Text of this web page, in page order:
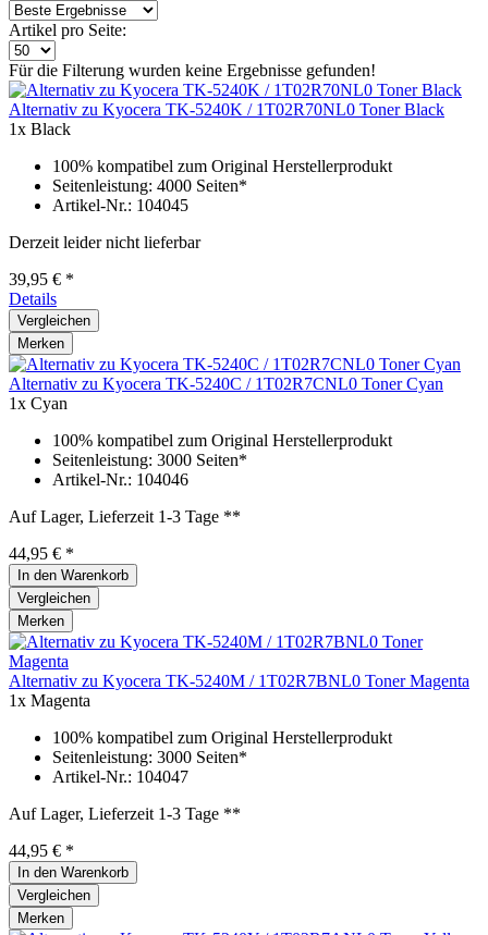
Artikel pro Seite:
Für die Filterung wurden keine Ergebnisse gefunden!
Alternativ zu Kyocera TK-5240K / 1T02R70NL0 Toner Black
1x Black
100% kompatibel zum Original Herstellerprodukt
Seitenleistung: 4000 Seiten*
Artikel-Nr.: 104045
Derzeit leider nicht lieferbar
39,95 € *
Details
Vergleichen
Merken
Alternativ zu Kyocera TK-5240C / 1T02R7CNL0 Toner Cyan
1x Cyan
100% kompatibel zum Original Herstellerprodukt
Seitenleistung: 3000 Seiten*
Artikel-Nr.: 104046
Auf Lager, Lieferzeit 1-3 Tage **
44,95 € *
In den Warenkorb
Vergleichen
Merken
Alternativ zu Kyocera TK-5240M / 1T02R7BNL0 Toner Magenta
1x Magenta
100% kompatibel zum Original Herstellerprodukt
Seitenleistung: 3000 Seiten*
Artikel-Nr.: 104047
Auf Lager, Lieferzeit 1-3 Tage **
44,95 € *
In den Warenkorb
Vergleichen
Merken